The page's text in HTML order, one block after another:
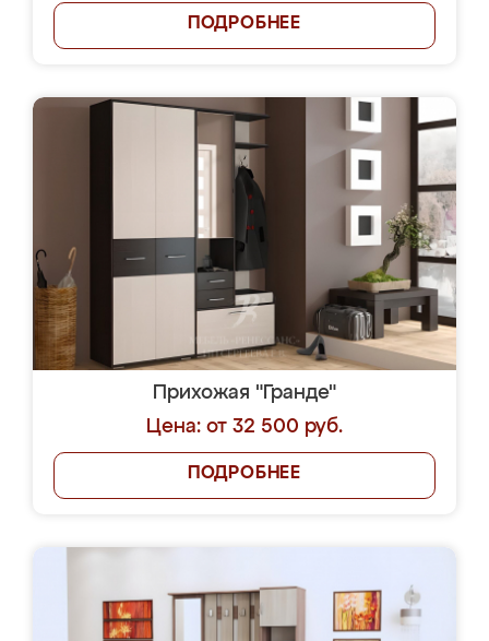
ПОДРОБНЕЕ
Прихожая "Гранде"
Цена: от 32 500 руб.
ПОДРОБНЕЕ